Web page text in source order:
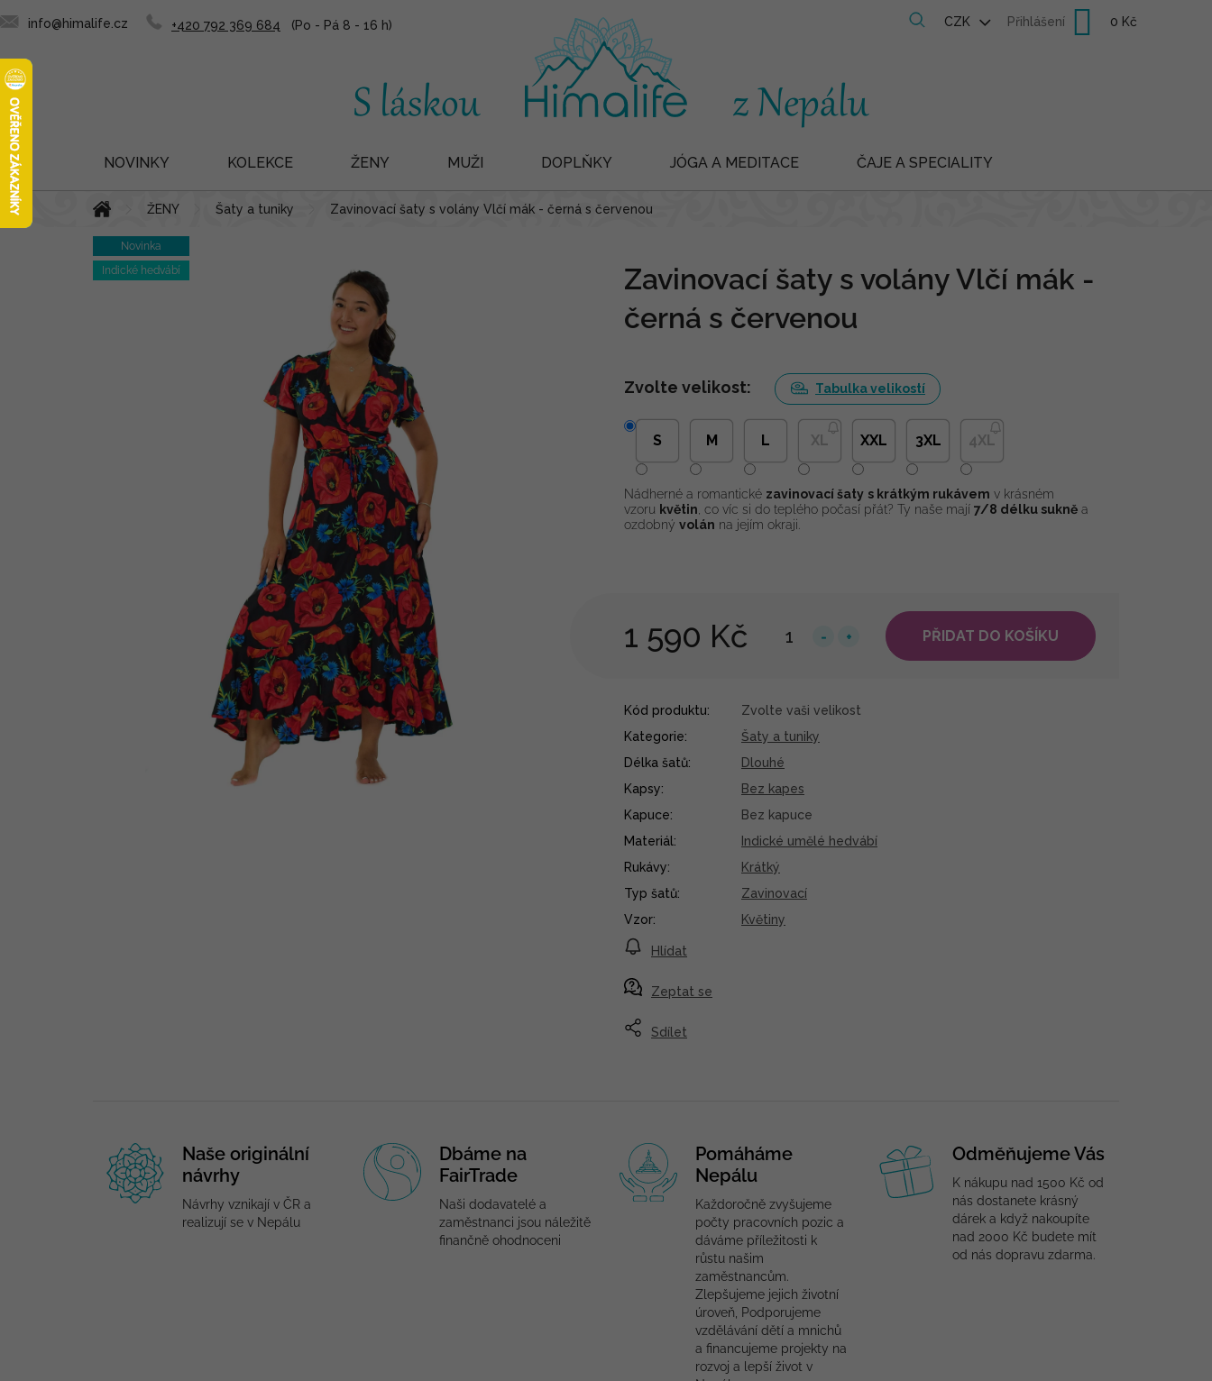
Přejít
na
obsah
+420 792 369 684
info@himalife.cz CZK Přihlášení
Nákupní
NOVINKY KOLEKCE ŽENY MUŽI DOPLŇKY JÓGA A MEDITACE ČAJE A SPECIALITY
Domů ŽENY Šaty a tuniky Zavinovací šaty s volány Vlčí mák - černá s červenou
Novinka
Indické hedvábí
Zavinovací šaty s volány Vlčí mák -
černá s červenou
1 590 Kč PŘIDAT DO KOŠÍKU
Zvolte velikost: Tabulka velikostí
S M L XL XXL 3XL 4XL
Nádherné a romantické zavinovací šaty s krátkým rukávem v krásném
vzoru květin , co víc si do teplého počasí přát? Ty naše mají 7/8 délku sukně a
ozdobný volán na jejím okraji.
Zeptat se
Hlídat
Sdílet
Kód produktu:
Zvolte vaši velikost
Kategorie:
Šaty a tuniky
Délka šatů:
Dlouhé
Kapsy:
Bez kapes
Kapuce:
Bez kapuce
Materiál:
Indické umělé hedvábí
Rukávy:
Krátký
Typ šatů:
Zavinovací
Vzor: Květiny
Naše originální
návrhy
Návrhy vznikají v ČR a
realizují se v Nepálu
Dbáme na
FairTrade
Naši dodavatelé a
zaměstnanci jsou náležitě
finančně ohodnoceni
Pomáháme
Nepálu
Každoročně zvyšujeme
počty pracovních pozic a
dáváme příležitosti k
růstu našim
zaměstnancům.
Zlepšujeme jejich životní
úroveň, Podporujeme
vzdělávání dětí a mnichů
a financujeme projekty na
rozvoj a lepší život v
Odměňujeme Vás
K nákupu nad 1500 Kč od
nás dostanete krásný
dárek a když nakoupíte
nad 2000 Kč budete mít
od nás dopravu zdarma.